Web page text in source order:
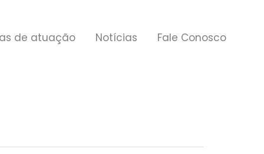
de atuação Notícias Fale Conosco